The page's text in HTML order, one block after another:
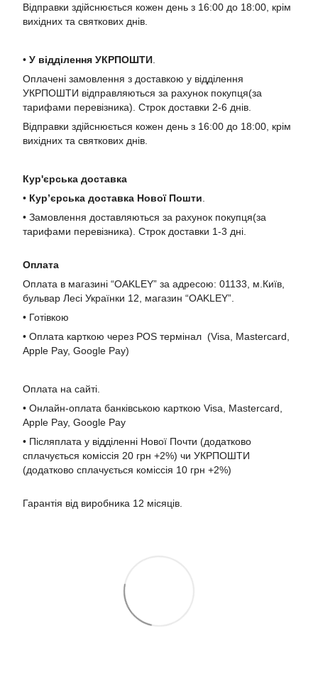
Відправки здійснюється кожен день з 16:00 до 18:00, крім
вихідних та святкових днів.
• У відділення УКРПОШТИ
Оплачені замовлення з доставкою у відділення
УКРПОШТИ відправляються за рахунок покупця(за
тарифами перевізника). Строк доставки 2-6 днів.
Відправки здійснюється кожен день з 16:00 до 18:00, крім
вихідних та святкових днів.
Кур'єрська доставка
• Кур’єрська доставка Нової Пошти
• Замовлення доставляються за рахунок покупця(за
тарифами перевізника). Строк доставки 1-3 дні.
Оплата
Оплата в магазині “OAKLEY” за адресою: 01133, м.Київ,
бульвар Лесі Українки 12, магазин “OAKLEY”.
• Готівкою
• Оплата карткою через POS термінал (Visa, Mastercard,
Apple Pay, Google Pay)
Оплата на сайті.
• Онлайн-оплата банківською карткою Visa, Mastercard,
Apple Pay, Google Pay
• Післяплата у відділенні Нової Почти (додатково
сплачується коміссія 20 грн +2%) чи УКРПОШТИ
(додатково сплачується коміссія 10 грн +2%)
Гарантія від виробника 12 місяців.